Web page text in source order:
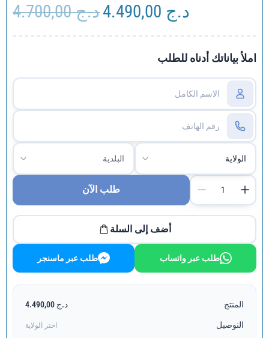
د.ج4.700,00
Le
initial
د.ج
actuel
est :
املأ بياناتك أدناه للطلب
طلب الآن
أضف إلى السلة
طلب عبر واتساب طلب عبر ماسنجر
المنتج د.ج 4.490,00
التوصيل اختر الولاية